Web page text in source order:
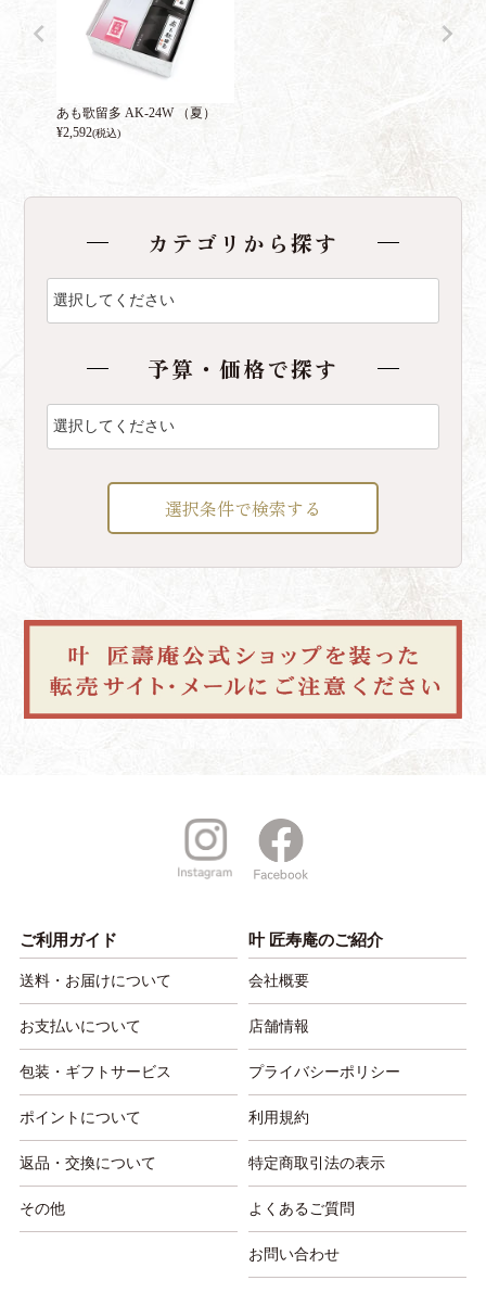
あも歌留多 AK-24W （夏）
¥2,592(税込)
カテゴリから探す
予算・価格で探す
選択条件で検索する
ご利用ガイド
送料・お届けについて
お支払いについて
包装・ギフトサービス
ポイントについて
返品・交換について
その他
叶 匠寿庵のご紹介
会社概要
店舗情報
プライバシーポリシー
利用規約
特定商取引法の表示
よくあるご質問
お問い合わせ